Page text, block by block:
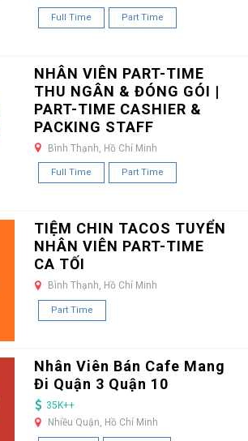
Full Time Part Time
NHÂN VIÊN PART-TIME
THU NGÂN & ĐÓNG GÓI |
PART-TIME CASHIER &
PACKING STAFF
Bình Thạnh, Hồ Chí Minh
Full Time Part Time
TIỆM CHIN TACOS TUYỂN
NHÂN VIÊN PART-TIME
CA TỐI
Bình Thạnh, Hồ Chí Minh
Part Time
Nhân Viên Bán Cafe Mang
Đi Quận 3 Quận 10
35K++
Nhiều Quận, Hồ Chí Minh